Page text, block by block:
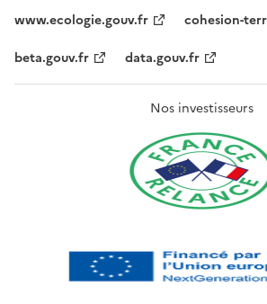
www.ecologie.gouv.fr
cohesion-
beta.gouv.fr
data.gouv.fr
Nos investisseurs